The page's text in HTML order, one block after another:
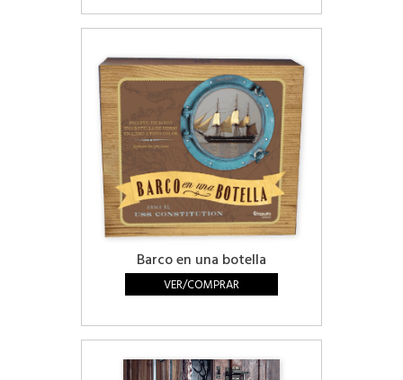
Barco en una botella
VER/COMPRAR